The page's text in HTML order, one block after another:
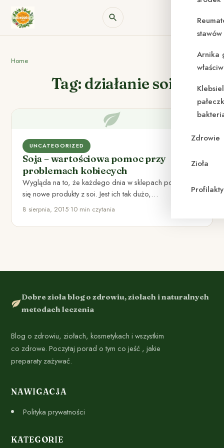
Arnika
Zdrowie
Zioła
Home
Tag: działanie soi
UNCATEGORIZED
Soja – wartościowa pomoc przy
problemach kobiecych
Wygląda na to, że każdego dnia w sklepach pojawiają
się nowe produkty z soi. Jest ich tak dużo,…
8 sierpnia, 2015•10 min czytania
Dobre zioła blog o zdrowiu, ziołach i naturalnych
metodach leczenia
Blog o zdrowiu, ziołach, kosmetykach i wszystkim
co zdrowe. Poczytaj porad o tym co jeść , jakie
preparaty zażywać.
NAWIGACJA
Polityka prywatności
KATEGORIE